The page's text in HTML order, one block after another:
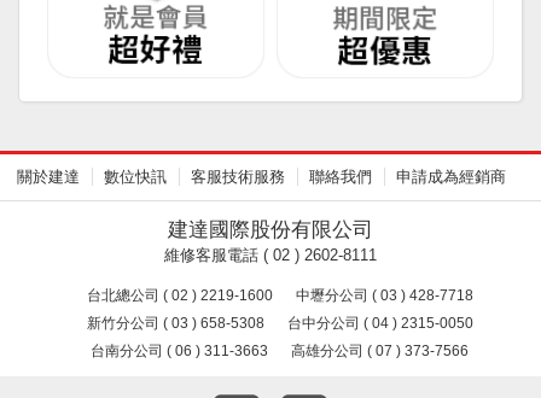
關於建達 數位快訊 客服技術服務 聯絡我們 申請成為經銷商
建達國際股份有限公司
維修客服電話 ( 02 ) 2602-8111
台北總公司 ( 02 ) 2219-1600
中壢分公司 ( 03 ) 428-7718
新竹分公司 ( 03 ) 658-5308
台中分公司 ( 04 ) 2315-0050
台南分公司 ( 06 ) 311-3663
高雄分公司 ( 07 ) 373-7566